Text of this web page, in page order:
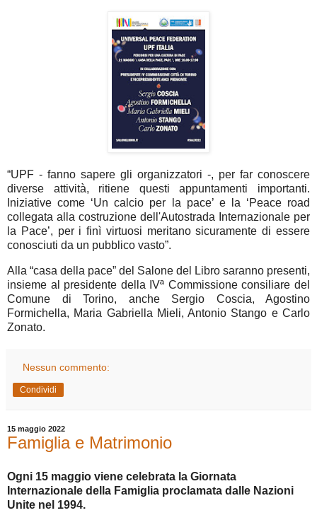
“UPF - fanno sapere gli organizzatori -, per far conoscere
diverse attività, ritiene questi appuntamenti importanti.
Iniziative come ‘Un calcio per la pace’ e la ‘Peace road
collegata alla costruzione dell'Autostrada Internazionale per
la Pace’, per i finì virtuosi meritano sicuramente di essere
conosciuti da un pubblico vasto”.
Alla “casa della pace” del Salone del Libro saranno presenti,
insieme al presidente della IVª Commissione consiliare del
Comune di Torino, anche Sergio Coscia, Agostino
Formichella, Maria Gabriella Mieli, Antonio Stango e Carlo
Zonato.
Nessun commento:
Condividi
15 maggio 2022
Famiglia e Matrimonio
Ogni 15 maggio viene celebrata la Giornata
Internazionale della Famiglia proclamata dalle Nazioni
Unite nel 1994.